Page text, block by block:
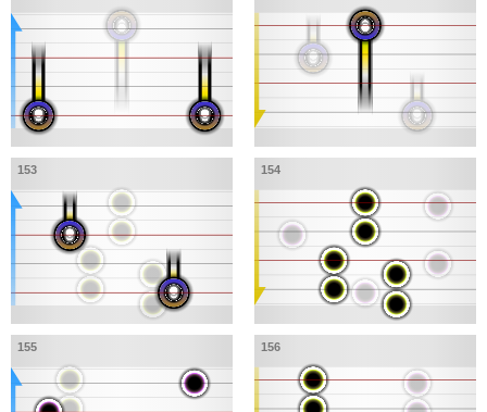
153 154
155 156